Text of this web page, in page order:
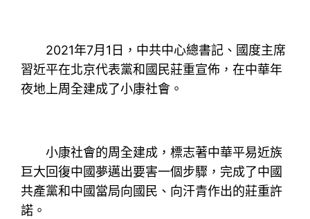
2021年7月1日，中共中心總書記、國度主席
習近平在北京代表黨和國民莊重宣佈，在中華年
夜地上周全建成了小康社會。
小康社會的周全建成，標志著中華平易近族
巨大回復中國夢邁出要害一個步驟，完成了中國
共產黨和中國當局向國民、向汗青作出的莊重許
諾。